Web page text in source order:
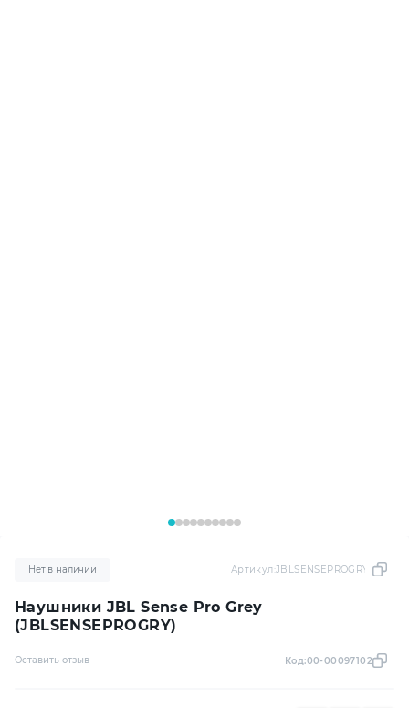
Наушники JBL Sense Pro Grey
(JBLSENSEPROGRY)
Нет в наличии Артикул:JBLSENSEPROGRY
Оставить отзыв Код:00-00097102